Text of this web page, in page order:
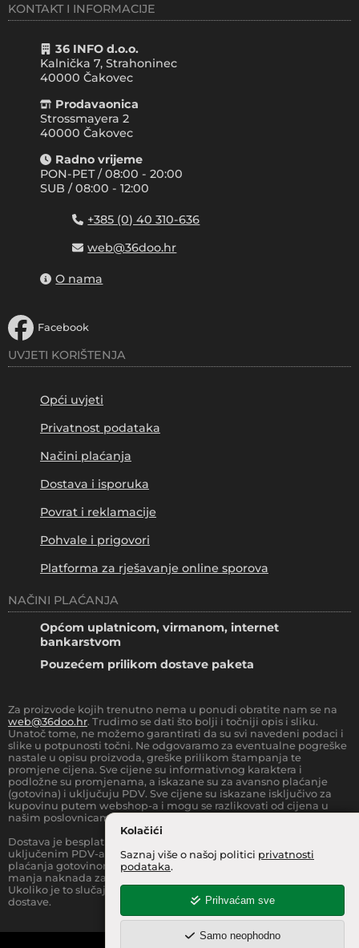
Kolačići
Saznaj više o našoj politici privatnosti
podataka.
Prihvaćam sve
Samo neophodno
KONTAKT I INFORMACIJE
36 INFO d.o.o.
Kalnička 7, Strahoninec
40000 Čakovec
Prodavaonica
Strossmayera 2
40000 Čakovec
Radno vrijeme
PON-PET / 08:00 - 20:00
SUB / 08:00 - 12:00
+385 (0) 40 310-636
web@36doo.hr
O nama
Facebook
UVJETI KORIŠTENJA
Opći uvjeti
Privatnost podataka
Načini plaćanja
Dostava i isporuka
Povrat i reklamacije
Pohvale i prigovori
Platforma za rješavanje online sporova
NAČINI PLAĆANJA
Općom uplatnicom, virmanom, internet
bankarstvom
Pouzećem prilikom dostave paketa
Za proizvode kojih trenutno nema u ponudi obratite nam se na
web@36doo.hr. Trudimo se dati što bolji i točniji opis i sliku.
Unatoč tome, ne možemo garantirati da su svi navedeni podaci i
slike u potpunosti točni. Ne odgovaramo za eventualne pogreške
nastale u opisu proizvoda, greške prilikom štampanja te
promjene cijena. Sve cijene su informativnog karaktera i
podložne su promjenama, a iskazane su za avansno plaćanje
(gotovina) i uključuju PDV. Sve cijene su iskazane isključivo za
kupovinu putem webshop-a i mogu se razlikovati od cijena u
našim poslovnicama.
Dostava je besplatna za sve narudžbe iznad
uključenim PDV-a) za Zonu 1 (cijela RH, osim otoka).Prilikom
plaćanja gotovinom pri dostavi robe na kućnu adresu, moguća je
manja naknada za rad sa gotovinom na strani dostavne službe.
Ukoliko je to slučaj, to je jasno označeno pri samom iznosu
dostave.